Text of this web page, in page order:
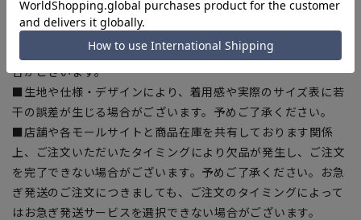
ある場合がございますので、予めご了承ください。
■ブラウザやお使いのモニター環境、室内外等の撮影時の環境
下での光加減により、実際の商品と掲載画像の色味が異なる場
合がございます。
■生地や仕様・デザインにより、着用感や実際のサイズ表に若
干の誤差が生じる場合がございます。予めご了承ください。
■店舗や各モールサイトと商品在庫を共有しております関係
上、ご注文いただいたタイミングにより欠品が発生し、ご注文
を完了できない場合がございます。予めご了承ください。お急
ぎ発送のご注文につきましても、ご注文のタイミングによって
はお急ぎ発送サービスを選択できない場合がございます。